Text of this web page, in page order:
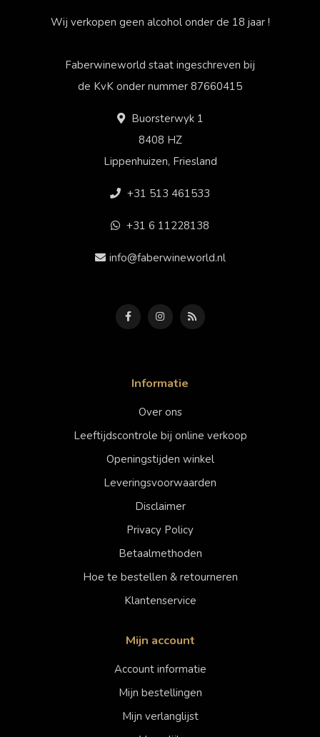
Wij verkopen geen alcohol onder de 18 jaar !
Faberwineworld staat ingeschreven bij
de KvK onder nummer 87660415
Buorsterwyk 1
8408 HZ
Lippenhuizen, Friesland
+31 513 461533
+31 6 11228138
info@faberwineworld.nl
Informatie
Over ons
Leeftijdscontrole bij online verkoop
Openingstijden winkel
Leveringsvoorwaarden
Disclaimer
Privacy Policy
Betaalmethoden
Hoe te bestellen & retourneren
Klantenservice
Mijn account
Account informatie
Mijn bestellingen
Mijn verlanglijst